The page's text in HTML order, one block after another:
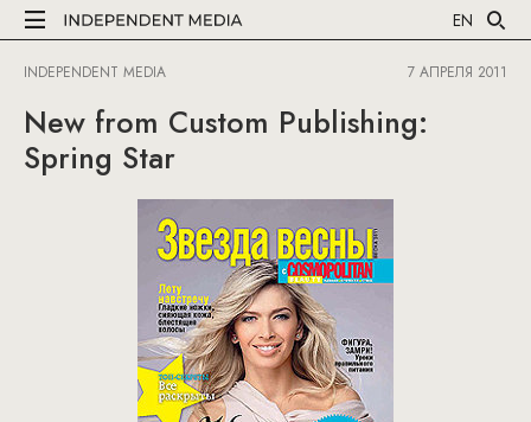
EN
INDEPENDENT MEDIA 7 АПРЕЛЯ 2011
New from Custom Publishing:
Spring Star